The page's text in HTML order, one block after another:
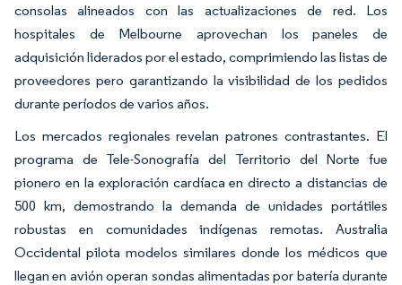
consolas alineados con las actualizaciones de red. Los
hospitales de Melbourne aprovechan los paneles de
adquisición liderados por el estado, comprimiendo las listas de
proveedores pero garantizando la visibilidad de los pedidos
durante períodos de varios años.
Los mercados regionales revelan patrones contrastantes. El
programa de Tele-Sonografía del Territorio del Norte fue
pionero en la exploración cardíaca en directo a distancias de
500 km, demostrando la demanda de unidades portátiles
robustas en comunidades indígenas remotas. Australia
Occidental pilota modelos similares donde los médicos que
llegan en avión operan sondas alimentadas por batería durante